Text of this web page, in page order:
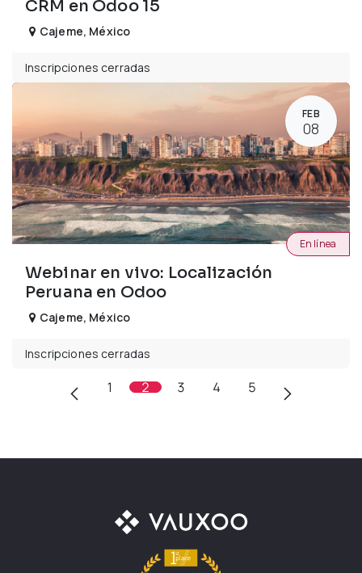
CRM en Odoo 15
Cajeme, México
Inscripciones cerradas
FEB
08
Webinar en vivo: Localización
Peruana en Odoo
En línea
Cajeme, México
Inscripciones cerradas
1 2 3 4 5